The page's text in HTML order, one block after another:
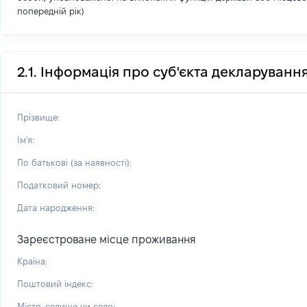
попередній рік)
2.1. Інформація про суб'єкта
Прізвище:
Ім'я:
По батькові (за наявності):
Податковий номер:
Дата народження:
Зареєстроване місце проживання
Країна:
Поштовий індекс: